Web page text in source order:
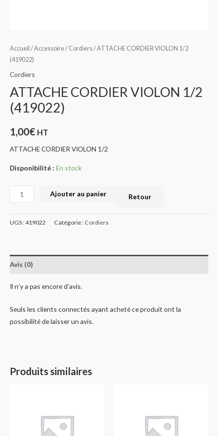
Accueil /Accessoire/ Cordiers/ ATTACHE CORDIER VIOLON 1/2
(419022)
Cordiers
ATTACHE CORDIER VIOLON 1/2
(419022)
1,00€ HT
ATTACHE CORDIER VIOLON 1/2
Disponibilité : En stock
Ajouter au panier Retour
UGS :419022 Catégorie : Cordiers
Avis (0)
Il n’y a pas encore d’avis.
Seuls les clients connectés ayant acheté ce produit ont la
possibilité de laisser un avis.
Produits similaires